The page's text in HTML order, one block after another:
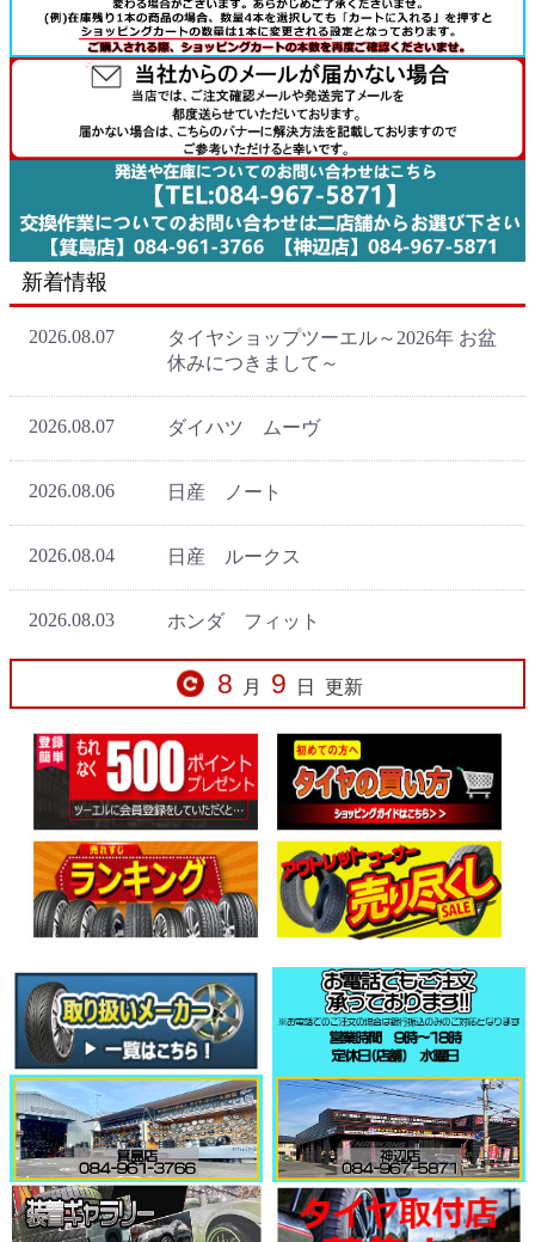
新着情報
8 月 9 日 更新